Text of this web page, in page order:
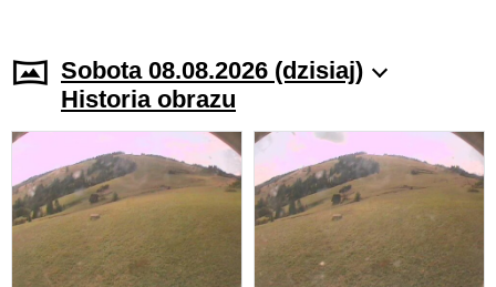
Sobota 08.08.2026 (dzisiaj)
Historia obrazu